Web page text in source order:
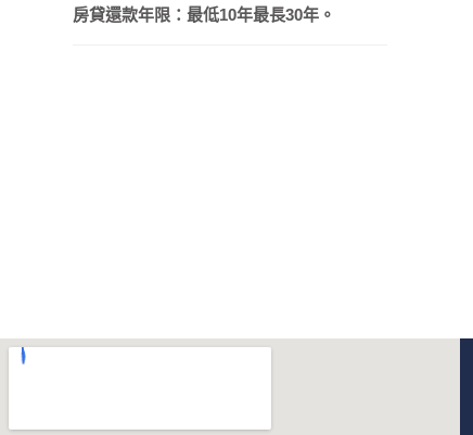
房貸還款年限：最低10年最長30年。